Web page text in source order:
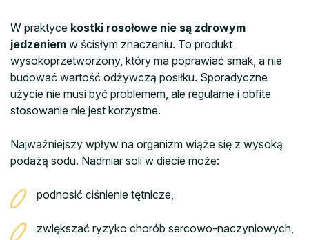
W praktyce kostki rosołowe nie są zdrowym
jedzeniem w ścisłym znaczeniu. To produkt
wysokoprzetworzony, który ma poprawiać smak, a nie
budować wartość odżywczą posiłku. Sporadyczne
użycie nie musi być problemem, ale regularne i obfite
stosowanie nie jest korzystne.
Najważniejszy wpływ na organizm wiąże się z wysoką
podażą sodu. Nadmiar soli w diecie może:
podnosić ciśnienie tętnicze,
zwiększać ryzyko chorób sercowo-naczyniowych,